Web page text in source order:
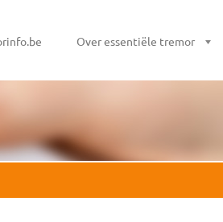
Over essentiële tremor